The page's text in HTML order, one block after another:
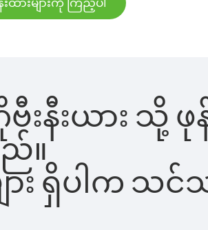
းနီးယား သို့ ဖု
။
ား ရှိပါက သ